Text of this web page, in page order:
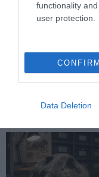
functionality
user protection.
CONFIRM
Data Deletion
HÉTKÖZNAPI
PILLANGÓK CSENDES